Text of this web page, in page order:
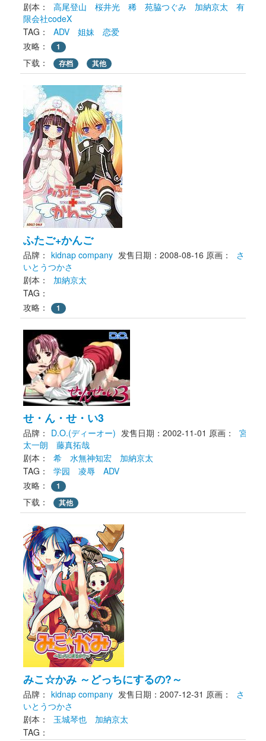
剧本：
高尾登山 桜井光 稀 苑脇つぐみ 加納京太
有
限会社codeX
TAG：
ADV 姐妹
恋爱
攻略：
1
下载： 存档 其他
ふたご+かんご
品牌： kidnap company 发售日期：2008-08-16 原画：
さ
いとうつかさ
剧本：
加納京太
TAG：
攻略：
1
せ・ん・せ・い3
品牌： D.O.(ディーオー) 发售日期：2002-11-01 原画：
宮
太一朗
藤真拓哉
剧本：
希 水無神知宏
加納京太
TAG：
学园 凌辱
ADV
攻略：
1
下载： 其他
みこ☆かみ ～どっちにするの?～
品牌： kidnap company 发售日期：2007-12-31 原画：
さ
いとうつかさ
剧本：
玉城琴也
加納京太
TAG：